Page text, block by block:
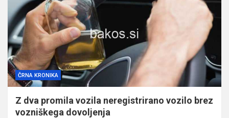
ČRNA KRONIKA
Z dva promila vozila neregistrirano vozilo brez
vozniškega dovoljenja